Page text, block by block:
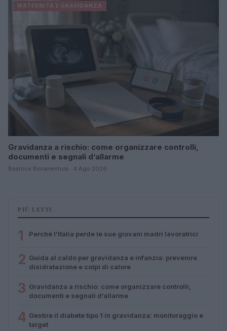
MATERNITÀ E GRAVIDANZA
Gravidanza a rischio: come organizzare controlli,
documenti e segnali d’allarme
Beatrice Bonaventura · 4 Ago 2026
PIÙ LETTI
1 Perché l’Italia perde le sue giovani madri lavoratrici
2 Guida al caldo per gravidanza e infanzia: prevenire
disidratazione e colpi di calore
3 Gravidanza a rischio: come organizzare controlli,
documenti e segnali d’allarme
4 Gestire il diabete tipo 1 in gravidanza: monitoraggio e
target